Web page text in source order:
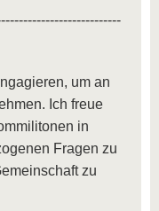
um an
Ich freue
in
Fragen zu
zu